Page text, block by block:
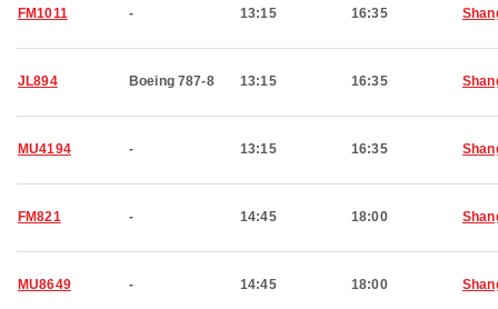
FM1011 - 13:15 16:35
JL894 Boeing 787-8 13:15 16:35
MU4194 - 13:15 16:35
FM821 - 14:45 18:00
MU8649 - 14:45 18:00